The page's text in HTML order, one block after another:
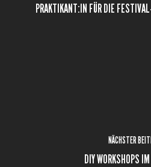
PRAKTIKANT:IN FÜR DIE
NÄCHSTER
DIY WORKSHOPS